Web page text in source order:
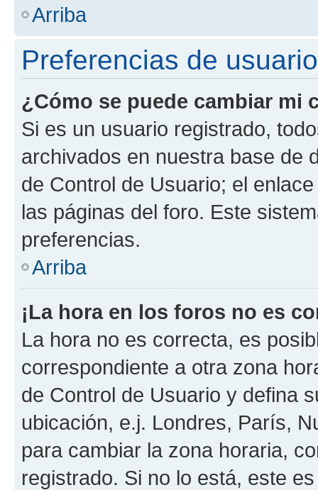
Arriba
Preferencias de
¿Cómo se puede cambiar mi
Si es un usuario registrado,
archivados en nuestra base de
de Control de Usuario; el
las páginas del foro. Este
preferencias.
Arriba
¡La hora en los foros no es
La hora no es correcta, es
correspondiente a otra zona
de Control de Usuario y defina
ubicación, e.j. Londres, París,
para cambiar la zona horaria,
registrado. Si no lo está, este